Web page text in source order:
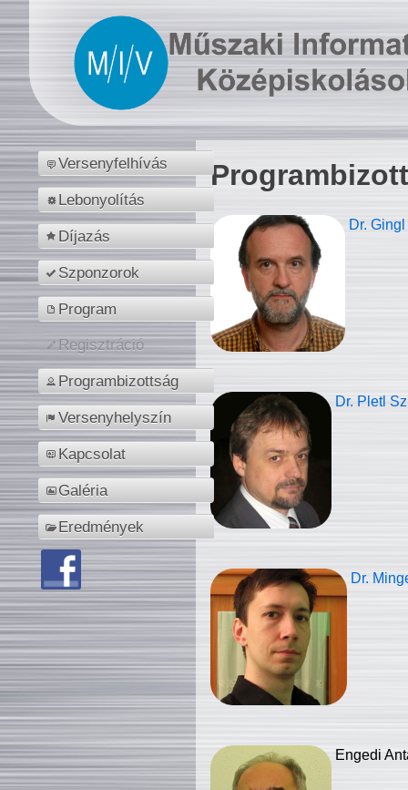
Versenyfelhívás
Lebonyolítás
Díjazás
Szponzorok
Program
Regisztráció
Programbizottság
Versenyhelyszín
Kapcsolat
Galéria
Eredmények
Dr.
Dr. Pletl
Dr.
Engedi